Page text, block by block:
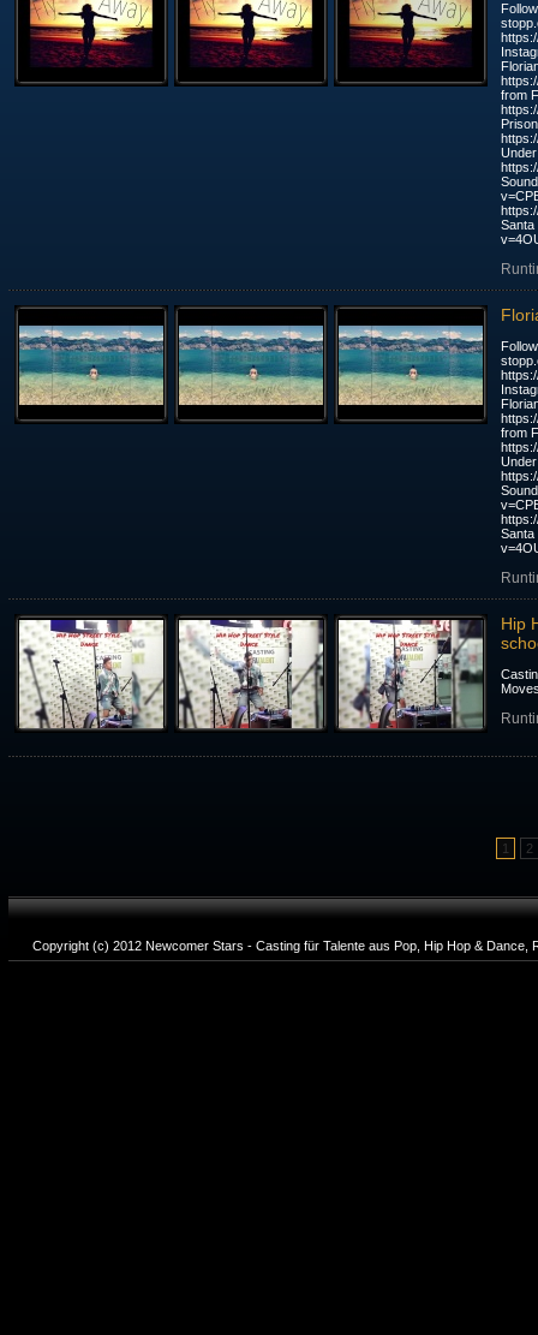
from
Santa
from
Santa
Hip
1 2
Copyright (c) 2012 Newcomer Stars - Casting für Talente aus Pop, Hip Hop & Dance,